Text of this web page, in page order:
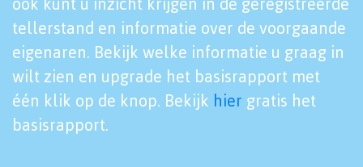
tellerstand en informatie over de voorgaande
eigenaren. Bekijk welke informatie u graag in
wilt zien en upgrade het basisrapport met
één klik op de knop. Bekijk hier gratis het
basisrapport.